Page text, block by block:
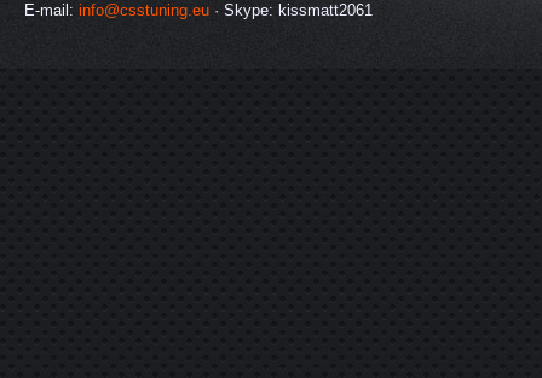
E-mail: info@csstuning.eu · Skype: kissmatt2061